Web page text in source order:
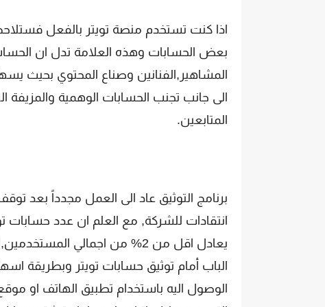
اذا كنت تستخدم منصة تويتر بالفعل
بعض الحسابات وهذه العلامة تدل ان
المشاهير,الفنانين وصناع المحتوي بحيث
الى جانب تجنب الحسابات الوهمية
المتابعين.
يعادل اقل من 2% من اجمالي
الباب أمام توثيق حسابات تويتر وبطريقة
الوصول اليه باستخدام تطبيق الهاتف او